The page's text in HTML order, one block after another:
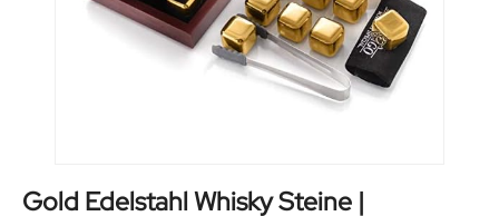
Gold Edelstahl Whisky Steine |